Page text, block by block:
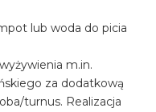
lub woda do picia
m.in.
za dodatkową
turnus. Realizacja